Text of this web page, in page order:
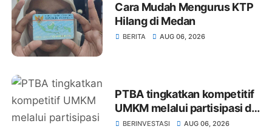
Cara Mudah Mengurus KTP
Hilang di Medan
BERITA AUG 06, 2026
PTBA tingkatkan kompetitif
UMKM melalui partisipasi di
INACRAFT 2026
BERINVESTASI AUG 06, 2026